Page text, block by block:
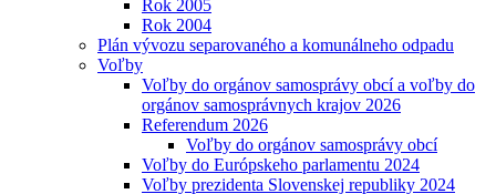
Rok 2005
Rok 2004
Plán vývozu separovaného a komunálneho odpadu
Voľby
Voľby do orgánov samosprávy obcí a voľby do
orgánov samosprávnych krajov 2026
Referendum 2026
Voľby do orgánov samosprávy obcí
Voľby do Európskeho parlamentu 2024
Voľby prezidenta Slovenskej republiky 2024